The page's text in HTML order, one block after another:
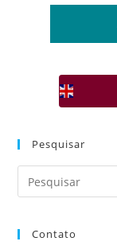
Pesquisar
Contato